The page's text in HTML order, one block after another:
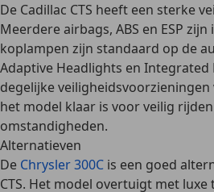
De Cadillac CTS heeft een sterke
Meerdere airbags, ABS en ESP zijn
koplampen zijn standaard op de
Adaptive Headlights en Integrated
degelijke
het model klaar is voor veilig
omstandigheden.
Alternatieven
De Chrysler 300C is een goed
CTS. Het model overtuigt met